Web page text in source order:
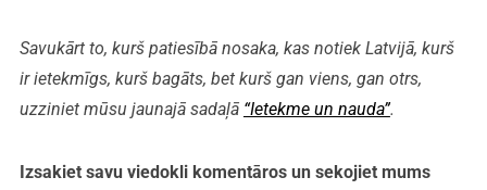
Savukārt to, kurš patiesībā nosaka, kas notiek Latvijā, kurš
ir ietekmīgs, kurš bagāts, bet kurš gan viens, gan otrs,
uzziniet mūsu jaunajā sadaļā “Ietekme un nauda”.
Izsakiet savu viedokli komentāros un sekojiet mums